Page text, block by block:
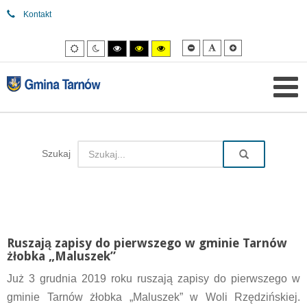
Kontakt
Tryb
domyślny
Tryb
nocny
Tryb
wysokiego
kontrastu
Tryb
wysokiego
kontrastu
Tryb
wysokiego
kontrastu
Mniejsza
czcionka
Domyślna
czcionka
Szukaj
Ruszają zapisy do pierwszego w gminie Tarnów
żłobka „Maluszek”
Już 3 grudnia 2019 roku ruszają zapisy do pierwszego w
gminie Tarnów żłobka „Maluszek” w Woli Rzędzińskiej.